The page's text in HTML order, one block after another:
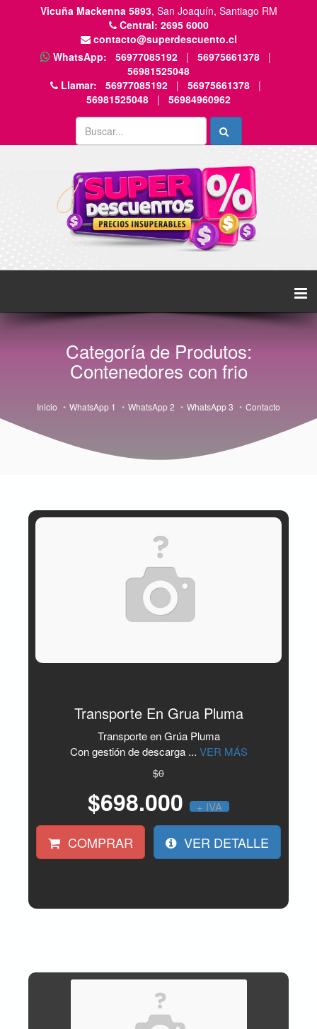
Vicuña Mackenna 5893, San Joaquín, Santiago RM
Central: 2695 6000
contacto@superdescuento.cl
WhatsApp:
56977085192 | 56975661378
|
56981525048
Llamar:
56977085192 | 56975661378
|
56981525048
| 56984960962
Categoría de Produtos:
Contenedores con frio
Inicio WhatsApp 1 WhatsApp 2 WhatsApp 3 Contacto
Transporte En Grua Pluma
Transporte en Grúa Pluma
Con gestión de descarga ... VER MÁS
$0
$698.000 + IVA
COMPRAR VER DETALLE